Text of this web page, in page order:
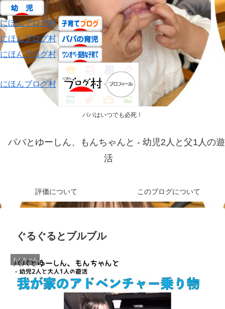
にほんブログ村
にほんブログ村
にほんブログ村
にほんブログ村
パパはいつでも必死！
パパとゆーしん、もんちゃんと - 幼児2人と父1人の遊
活
評価について このブログについて
ぐるぐるとブルブル
もんちゃん